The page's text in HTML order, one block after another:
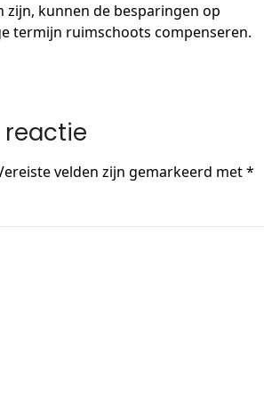
kunnen de besparingen op
termijn ruimschoots compenseren.
reactie
velden zijn gemarkeerd met*